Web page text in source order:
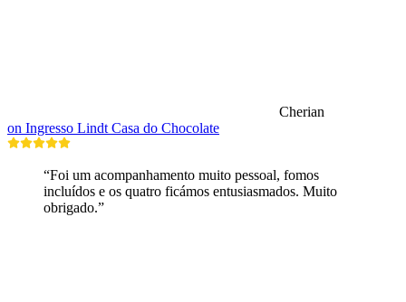
Cherian
on Ingresso Lindt Casa do Chocolate
“Foi um acompanhamento muito pessoal, fomos
incluídos e os quatro ficámos entusiasmados. Muito
obrigado.”